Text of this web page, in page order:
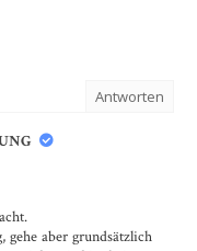
Antworten
gehe aber grundsätzlich